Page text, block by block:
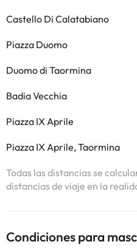
Castello Di Calatabiano
Piazza Duomo
Duomo di Taormina
Badia Vecchia
Piazza IX Aprile
Piazza IX Aprile, Taormina
Todas las distancias se
distancias de viaje en la
Condiciones para